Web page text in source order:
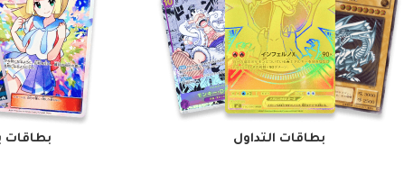
بطاقات التداول بطاقات